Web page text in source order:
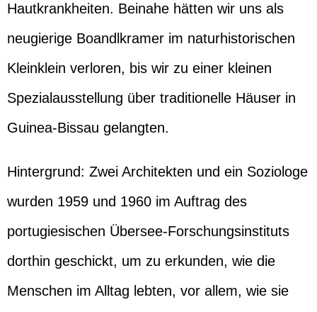
Hautkrankheiten. Beinahe hätten wir uns als
neugierige Boandlkramer im naturhistorischen
Kleinklein verloren, bis wir zu einer kleinen
Spezialausstellung über traditionelle Häuser in
Guinea-Bissau gelangten.
Hintergrund: Zwei Architekten und ein Soziologe
wurden 1959 und 1960 im Auftrag des
portugiesischen Übersee-Forschungsinstituts
dorthin geschickt, um zu erkunden, wie die
Menschen im Alltag lebten, vor allem, wie sie